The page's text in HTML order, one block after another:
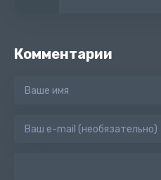
Комментарии